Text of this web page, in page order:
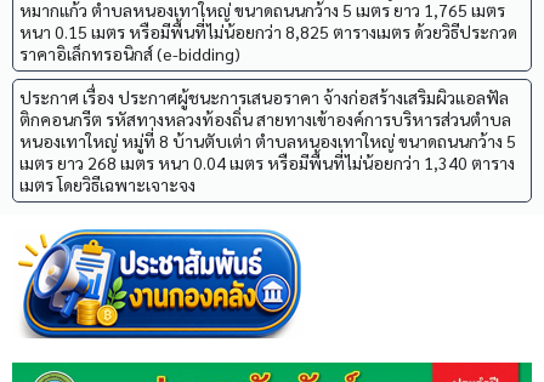
หมากแก้ว ตำบลหนองเทาใหญ่ ขนาดถนนกว้าง 5 เมตร ยาว 1,765 เมตร
หนา 0.15 เมตร หรือมีพื้นที่ไม่น้อยกว่า 8,825 ตารางเมตร ด้วยวิธีประกวด
ราคาอิเล็กทรอนิกส์ (e-bidding)
ประกาศ เรื่อง ประกาศผู้ชนะการเสนอราคา จ้างก่อสร้างเสริมผิวแอลฟัล
ติกคอนกรีต รหัสทางหลวงท้องถิ่น สายทางเข้าองค์การบริหารส่วนตำบล
หนองเทาใหญ่ หมู่ที่ 8 บ้านตับเต่า ตำบลหนองเทาใหญ่ ขนาดถนนกว้าง 5
เมตร ยาว 268 เมตร หนา 0.04 เมตร หรือมีพื้นที่ไม่น้อยกว่า 1,340 ตาราง
เมตร โดยวิธีเฉพาะเจาะจง